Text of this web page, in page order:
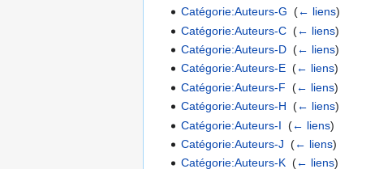
Catégorie:Auteurs-G ‎(← liens)
Catégorie:Auteurs-C ‎(← liens)
Catégorie:Auteurs-D ‎(← liens)
Catégorie:Auteurs-E ‎(← liens)
Catégorie:Auteurs-F ‎(← liens)
Catégorie:Auteurs-H ‎(← liens)
Catégorie:Auteurs-I ‎(← liens)
Catégorie:Auteurs-J ‎(← liens)
Catégorie:Auteurs-K ‎(← liens)